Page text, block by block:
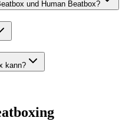
und Human Beatbox?
kann?